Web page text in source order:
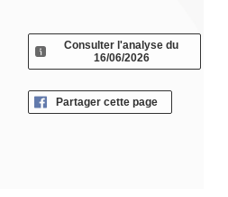
Consulter l'analyse du
16/06/2026
Partager cette page